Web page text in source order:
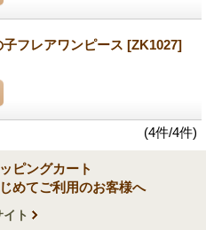
フレアワンピース [ZK1027]
(4件/4件)
ピングカート
めてご利用のお客様へ
イト